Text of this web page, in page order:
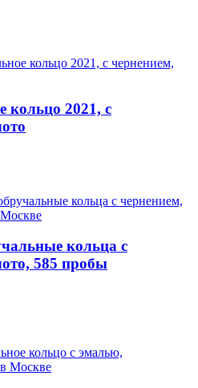
кольцо 2021, с
кольца с
585 пробы